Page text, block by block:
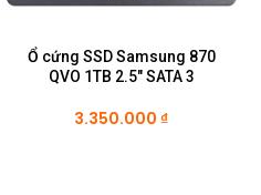
Ổ cứng SSD Samsung 870
QVO 1TB 2.5″ SATA 3
3.350.000 ₫